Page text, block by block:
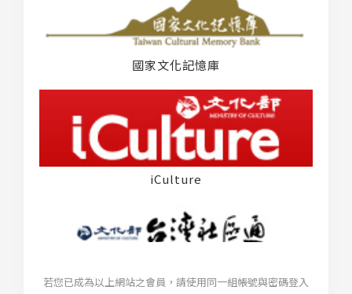
國家文化記憶庫
iCulture
若您已成為以上網站之會員，請使用同一組帳號與密碼登入